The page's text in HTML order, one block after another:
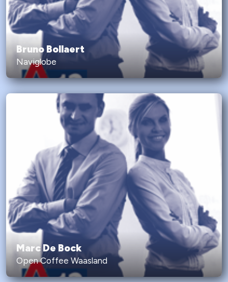
Bruno Bollaert
Naviglobe
Marc De Bock
Open Coffee Waasland